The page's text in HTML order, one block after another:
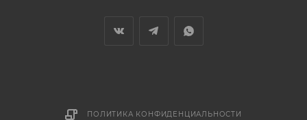
ПОЛИТИКА КОНФИДЕНЦИАЛЬНОСТИ